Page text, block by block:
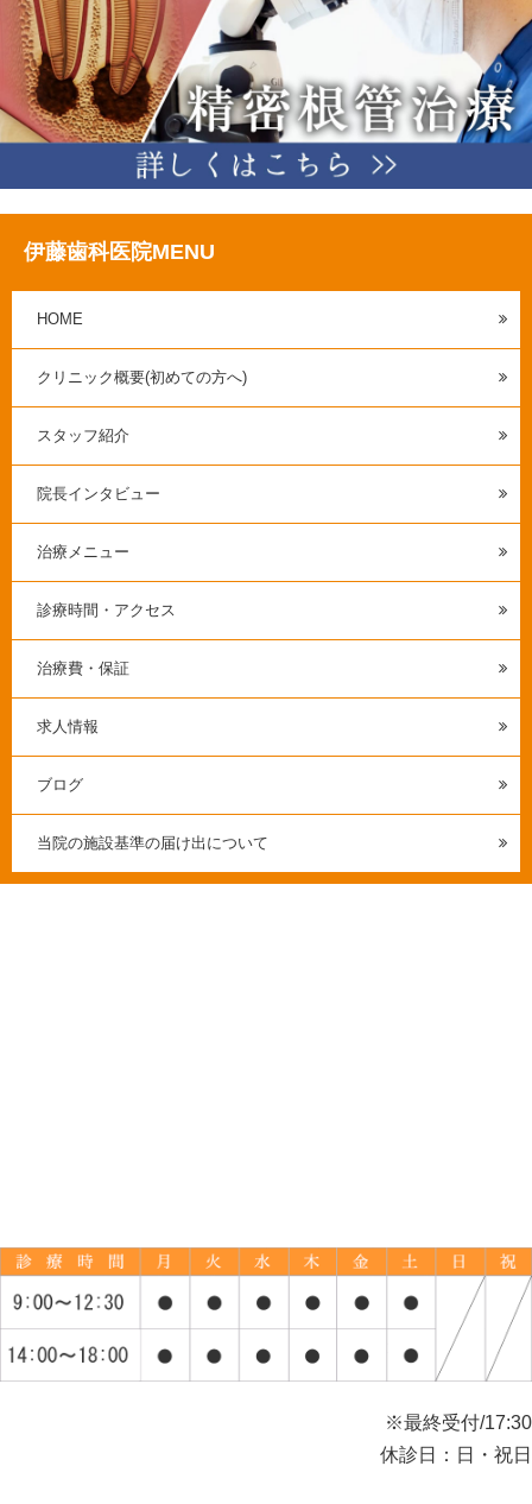
伊藤歯科医院MENU
HOME
クリニック概要(初めての方へ)
スタッフ紹介
院長インタビュー
治療メニュー
診療時間・アクセス
治療費・保証
求人情報
ブログ
当院の施設基準の届け出について
※最終受付/17:30
休診日：日・祝日